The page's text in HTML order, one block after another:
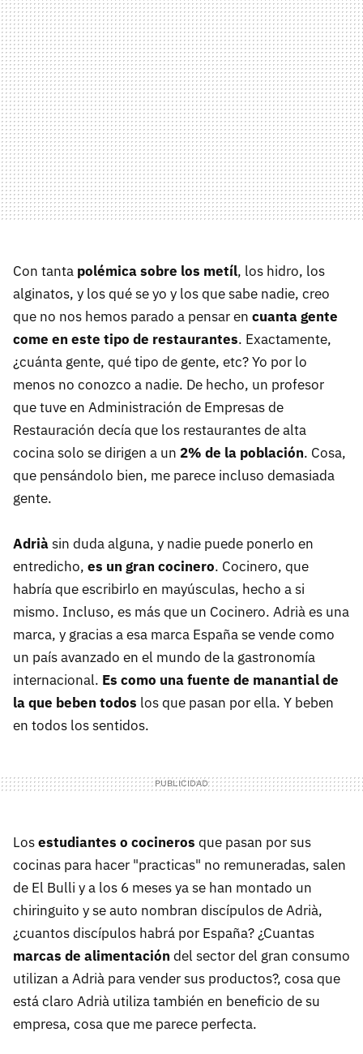
Con tanta polémica sobre los metíl, los hidro, los
alginatos, y los qué se yo y los que sabe nadie, creo
que no nos hemos parado a pensar en cuanta gente
come en este tipo de restaurantes. Exactamente,
¿cuánta gente, qué tipo de gente, etc? Yo por lo
menos no conozco a nadie. De hecho, un profesor
que tuve en Administración de Empresas de
Restauración decía que los restaurantes de alta
cocina solo se dirigen a un 2% de la población. Cosa,
que pensándolo bien, me parece incluso demasiada
gente.
Adriàsin duda alguna, y nadie puede ponerlo en
entredicho, es un gran cocinero. Cocinero, que
habría que escribirlo en mayúsculas, hecho a si
mismo. Incluso, es más que un Cocinero. Adrià es una
marca, y gracias a esa marca España se vende como
un país avanzado en el mundo de la gastronomía
internacional. Es como una fuente de manantial de
la que beben todos los que pasan por ella. Y beben
en todos los sentidos.
Losestudiantes o cocineros que pasan por sus
cocinas para hacer "practicas" no remuneradas, salen
de El Bulli y a los 6 meses ya se han montado un
chiringuito y se auto nombran discípulos de Adrià,
¿cuantos discípulos habrá por España? ¿Cuantas
marcas de alimentación del sector del gran consumo
utilizan a Adrià para vender sus productos?, cosa que
está claro Adrià utiliza también en beneficio de su
empresa, cosa que me parece perfecta.